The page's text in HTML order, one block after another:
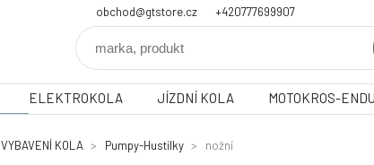
obchod@gtstore.cz +420777699907
ELEKTROKOLA JÍZDNÍ KOLA MOTOKROS-
VYBAVENÍ KOLA Pumpy-Hustilky nožní